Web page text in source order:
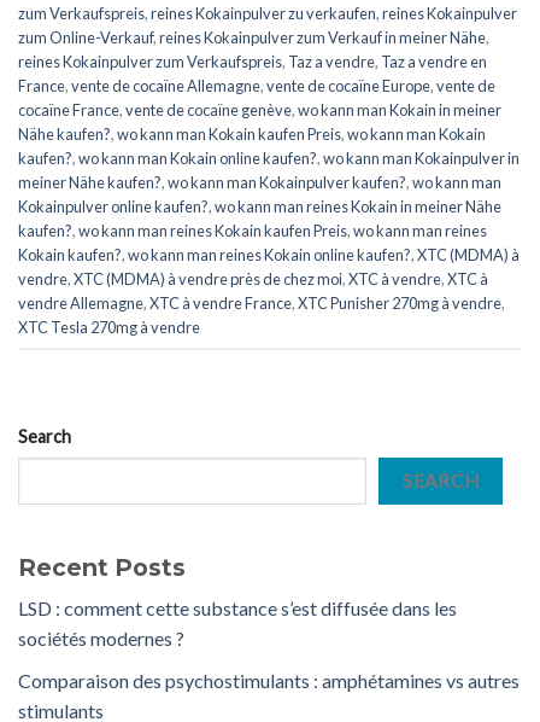
zum Verkaufspreis,reines Kokainpulver zu verkaufen,reines Kokainpulver
zum Online-Verkauf,reines Kokainpulver zum Verkauf in meiner Nähe,
reines Kokainpulver zum Verkaufspreis, Taz a vendre, Taz a vendre en
France,vente de cocaïne Allemagne,vente de cocaïne Europe,vente de
cocaïne France,vente de cocaïne genève,wo kann man Kokain in meiner
Nähe kaufen?,wo kann man Kokain kaufen Preis,wo kann man Kokain
kaufen?,wo kann man Kokain online kaufen?,wo kann man Kokainpulver in
meiner Nähe kaufen?,wo kann man Kokainpulver kaufen?,wo kann man
Kokainpulver online kaufen?,wo kann man reines Kokain in meiner Nähe
kaufen?,wo kann man reines Kokain kaufen Preis,wo kann man reines
Kokain kaufen?,wo kann man reines Kokain online kaufen?,XTC (MDMA) à
vendre,XTC (MDMA) à vendre près de chez moi,XTC ​​​​​​​​​​​​​à vendre,XTC ​​​​​​​​​​​​​à
vendre Allemagne,XTC ​​​​​​​​​​​​​à vendre France,XTC Punisher 270mg à vendre,
XTC Tesla 270mg à vendre
Search
SEARCH
Recent Posts
LSD : comment cette substance s’est diffusée dans les
sociétés modernes ?
Comparaison des psychostimulants : amphétamines vs autres
stimulants